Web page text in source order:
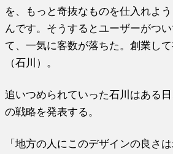
を、もっと奇抜なものを仕入れよ
んです。そうするとユーザーがつ
て、一気に客数が落ちた。創業して
（石川）。
追いつめられていった石川はある
の戦略を発表する。
「地方の人にこのデザインの良さ